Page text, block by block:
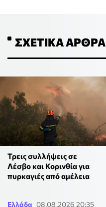
ΣΧΕΤΙΚΆ ΆΡΘΡΑ
Τρεις συλλήψεις σε
Λέσβο και Κορινθία για
πυρκαγιές από αμέλεια
Ελλάδα 08.08.2026 20:35